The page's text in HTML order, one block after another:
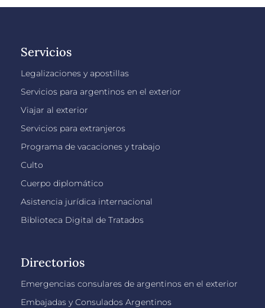
Servicios
Legalizaciones y apostillas
Servicios para argentinos en el exterior
Viajar al exterior
Servicios para extranjeros
Programa de vacaciones y trabajo
Culto
Cuerpo diplomático
Asistencia jurídica internacional
Biblioteca Digital de Tratados
Directorios
Emergencias consulares de argentinos en el exterior
Embajadas y Consulados Argentinos